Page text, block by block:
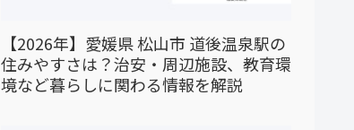
【2026年】愛媛県 松山市 道後温泉駅の
住みやすさは？治安・周辺施設、教育環
境など暮らしに関わる情報を解説